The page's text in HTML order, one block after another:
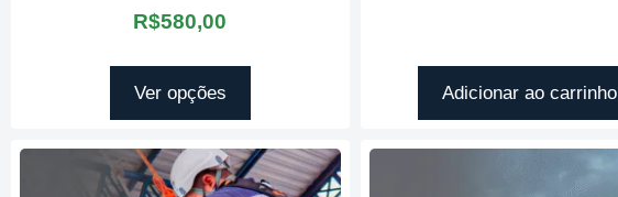
R$580,00
Ver opções Adicionar ao carrinho